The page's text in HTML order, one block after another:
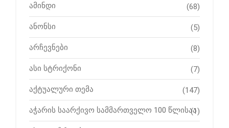
ამინდი (68)
ანონსი (5)
არჩევნები (8)
ასი სტრიქონი (7)
აქტუალური თემა (147)
აჭარის საარქივო სამმართველო 100 წლისაა
(1)